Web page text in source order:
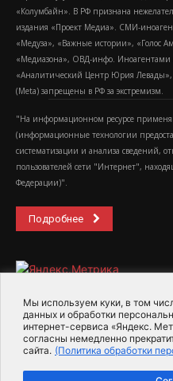
Мы используем куки, в том
данных и обработки
интернет-сервиса «Яндекс.
согласны немедленно
сайта. (Политика обработки
«Колумбайн». В РФ признана
издания «Проект Медиа». СМИ-
«Медуза», «Важные истории», «Голос
«Медиазона», ОВД-инфо.
«Аналитический Центр Юрия Левады»,
(Metа) запрещены в РФ за экстремизм.
"На информационном ресурсе
(информационные технологии
систематизации и анализа сведений,
пользователей сети "Интернет",
Федерации)".
Подробнее
2015-2026- Информационное
Для справки Об издании